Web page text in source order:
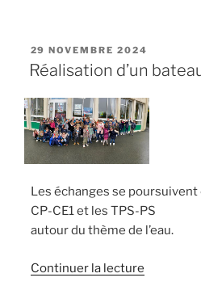
chez
les
! »
PUBLIÉ
LE
29 NOVEMBRE 2024
Réalisation d’un
Les échanges se
CP-CE1 et les TPS-PS
autour du thème de l’eau.
Continuer la lecturede